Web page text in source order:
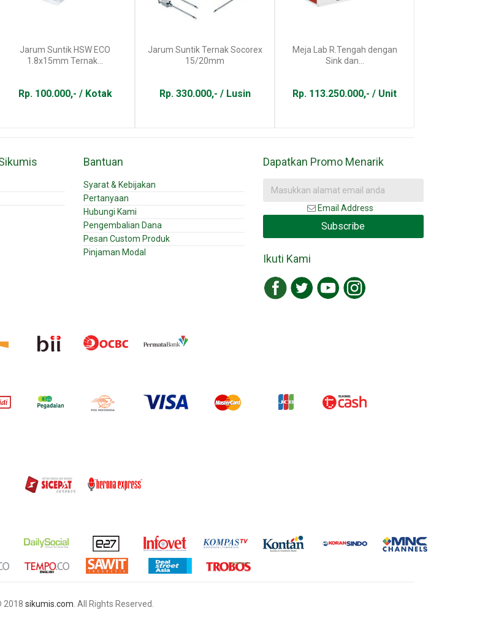
Jarum Suntik HSW ECO
1.8x15mm Ternak...
Rp. 100.000,- / Kotak
Jarum Suntik Ternak Socorex
15/20mm
Rp. 330.000,- / Lusin
Meja Lab R.Tengah dengan
Sink dan...
Rp. 113.250.000,- / Unit
Bantuan
Syarat & Kebijakan
Pertanyaan
Hubungi Kami
Pengembalian Dana
Pesan Custom Produk
Pinjaman Modal
Dapatkan Promo Menarik
Email Address
Subscribe
Ikuti Kami
2018 sikumis.com . All Rights Reserved.